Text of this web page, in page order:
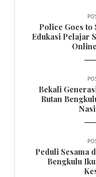
Police Goes to
Edukasi Pelajar
Bekali
Rutan
Peduli Sesama
Bengkulu